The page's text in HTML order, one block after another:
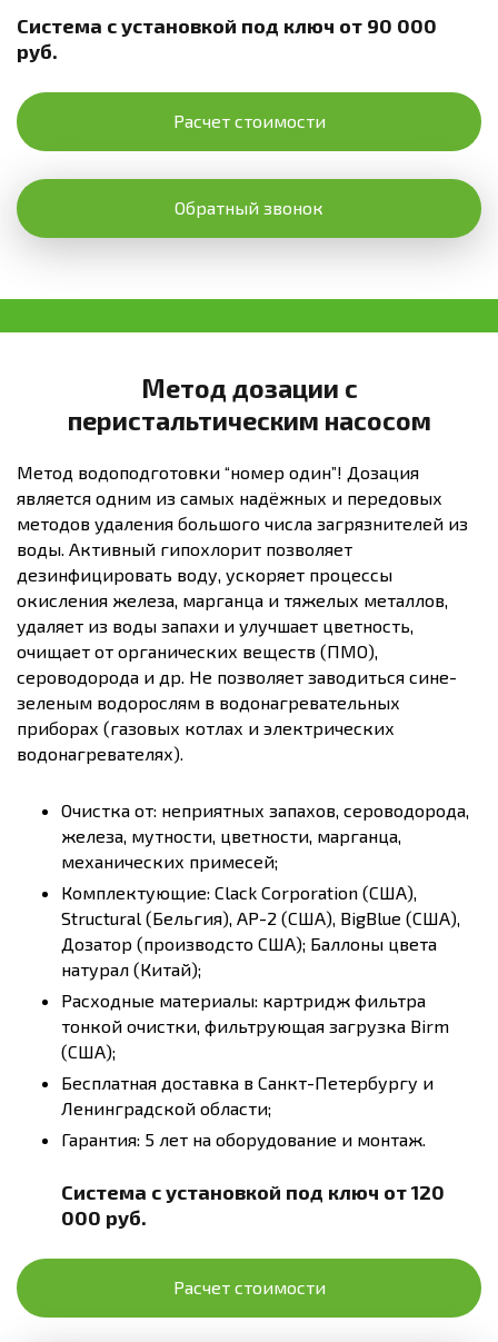
Система с установкой под ключ от 90 000
руб.
Расчет стоимости
Обратный звонок
Метод дозации с
перистальтическим насосом
Метод водоподготовки “номер один”! Дозация
является одним из самых надёжных и передовых
методов удаления большого числа загрязнителей из
воды. Активный гипохлорит позволяет
дезинфицировать воду, ускоряет процессы
окисления железа, марганца и тяжелых металлов,
удаляет из воды запахи и улучшает цветность,
очищает от органических веществ (ПМО),
сероводорода и др. Не позволяет заводиться сине-
зеленым водорослям в водонагревательных
приборах (газовых котлах и электрических
водонагревателях).
Очистка от: неприятных запахов, сероводорода,
железа, мутности, цветности, марганца,
механических примесей;
Комплектующие: Clack Corporation (США),
Structural (Бельгия), AP-2 (США), BigBlue (США),
Дозатор (производсто США); Баллоны цвета
натурал (Китай);
Расходные материалы: картридж фильтра
тонкой очистки, фильтрующая загрузка Birm
(США);
Бесплатная доставка в Санкт-Петербургу и
Ленинградской области;
Гарантия: 5 лет на оборудование и монтаж.
Система с установкой под ключ от 120
000 руб.
Расчет стоимости